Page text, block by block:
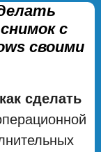
с
своими
как сделать